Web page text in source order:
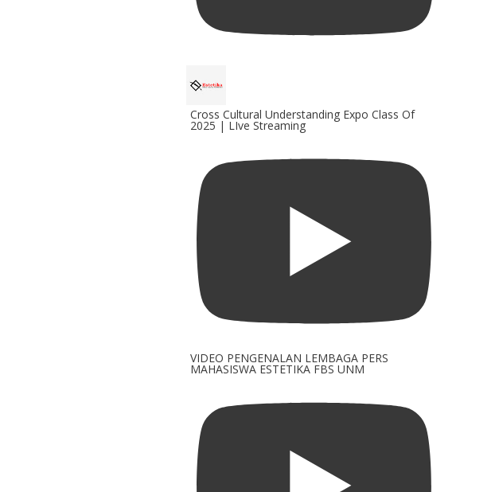
Cross Cultural Understanding Expo Class Of
2025 | LIve Streaming
VIDEO PENGENALAN LEMBAGA PERS
MAHASISWA ESTETIKA FBS UNM